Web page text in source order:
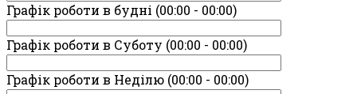
Графік роботи в будні (00:00 - 00:00)
Графік роботи в Суботу (00:00 - 00:00)
Графік роботи в Неділю (00:00 - 00:00)